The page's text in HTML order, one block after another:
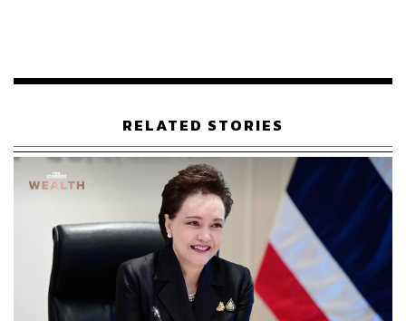
บัญญัติแก้ไขเพิ่มเติมประมวลกฎหมายวิธีพิจารณาความ
อาญา เพื่อเพิ่มมาตรการคุ้มครองผู้เสียหายในคดีเพศและคดี
ที่ส่งผลกระทบต่อจิตใจอย่างรุนแรงในทุกขั้นตอนของ
กระบวนการยุติธรรม
กระทรวงเกษตรและสหกรณ์เสนอให้ความเห็นชอบร่าง
บันทึกความเข้าใจว่าด้วยความร่วมมือในโครงการภายใต้
กองทุนพิเศษแม่โขง-ล้านช้าง ประจำปี 2567 เพื่อสนับสนุน
ความร่วมมือในระดับภูมิภาค
RELATED STORIES